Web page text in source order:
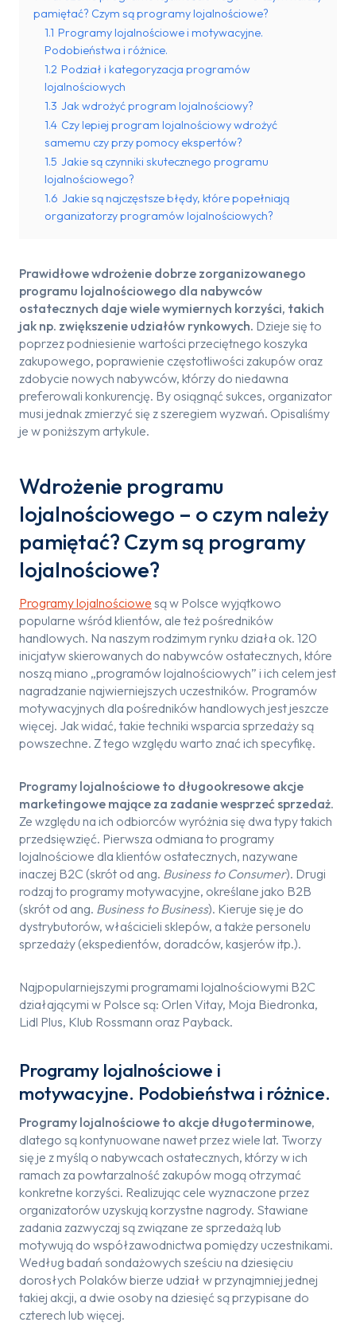
pamiętać? Czym są programy lojalnościowe?
1.1 Programy lojalnościowe i motywacyjne.
Podobieństwa i różnice.
1.2 Podział i kategoryzacja programów
lojalnościowych
1.3 Jak wdrożyć program lojalnościowy?
1.4 Czy lepiej program lojalnościowy wdrożyć
samemu czy przy pomocy ekspertów?
1.5 Jakie są czynniki skutecznego programu
lojalnościowego?
1.6 Jakie są najczęstsze błędy, które popełniają
organizatorzy programów lojalnościowych?
Prawidłowe wdrożenie dobrze zorganizowanego
programu lojalnościowego dla nabywców
ostatecznych daje wiele wymiernych korzyści, takich
jak np. zwiększenie udziałów rynkowych. Dzieje się to
poprzez podniesienie wartości przeciętnego koszyka
zakupowego, poprawienie częstotliwości zakupów oraz
zdobycie nowych nabywców, którzy do niedawna
preferowali konkurencję. By osiągnąć sukces, organizator
musi jednak zmierzyć się z szeregiem wyzwań. Opisaliśmy
je w poniższym artykule.
Wdrożenie programu
lojalnościowego – o czym należy
pamiętać? Czym są programy
lojalnościowe?
Programy lojalnościowe są w Polsce wyjątkowo
popularne wśród klientów, ale też pośredników
handlowych. Na naszym rodzimym rynku działa ok. 120
inicjatyw skierowanych do nabywców ostatecznych, które
noszą miano „programów lojalnościowych” i ich celem jest
nagradzanie najwierniejszych uczestników. Programów
motywacyjnych dla pośredników handlowych jest jeszcze
więcej. Jak widać, takie techniki wsparcia sprzedaży są
powszechne. Z tego względu warto znać ich specyfikę.
Programy lojalnościowe to długookresowe akcje
marketingowe mające za zadanie wesprzeć sprzedaż.
Ze względu na ich odbiorców wyróżnia się dwa typy takich
przedsięwzięć. Pierwsza odmiana to programy
lojalnościowe dla klientów ostatecznych, nazywane
inaczej B2C (skrót od ang. Business to Consumer). Drugi
rodzaj to programy motywacyjne, określane jako B2B
(skrót od ang. Business to Business). Kieruje się je do
dystrybutorów, właścicieli sklepów, a także personelu
sprzedaży (ekspedientów, doradców, kasjerów itp.).
Najpopularniejszymi programami lojalnościowymi B2C
działającymi w Polsce są: Orlen Vitay, Moja Biedronka,
Lidl Plus, Klub Rossmann oraz Payback.
Programy lojalnościowe i
motywacyjne. Podobieństwa i różnice.
Programy lojalnościowe to akcje długoterminowe,
dlatego są kontynuowane nawet przez wiele lat. Tworzy
się je z myślą o nabywcach ostatecznych, którzy w ich
ramach za powtarzalność zakupów mogą otrzymać
konkretne korzyści. Realizując cele wyznaczone przez
organizatorów uzyskują korzystne nagrody. Stawiane
zadania zazwyczaj są związane ze sprzedażą lub
motywują do współzawodnictwa pomiędzy uczestnikami.
Według badań sondażowych sześciu na dziesięciu
dorosłych Polaków bierze udział w przynajmniej jednej
takiej akcji, a dwie osoby na dziesięć są przypisane do
czterech lub więcej.